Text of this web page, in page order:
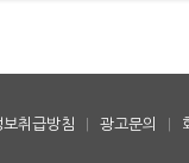
보취급방침 광고문의